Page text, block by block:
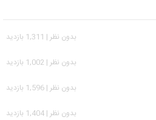
بدون نظر | 1,311 بازدید
بدون نظر | 1,002 بازدید
بدون نظر | 1,596 بازدید
بدون نظر | 1,404 بازدید